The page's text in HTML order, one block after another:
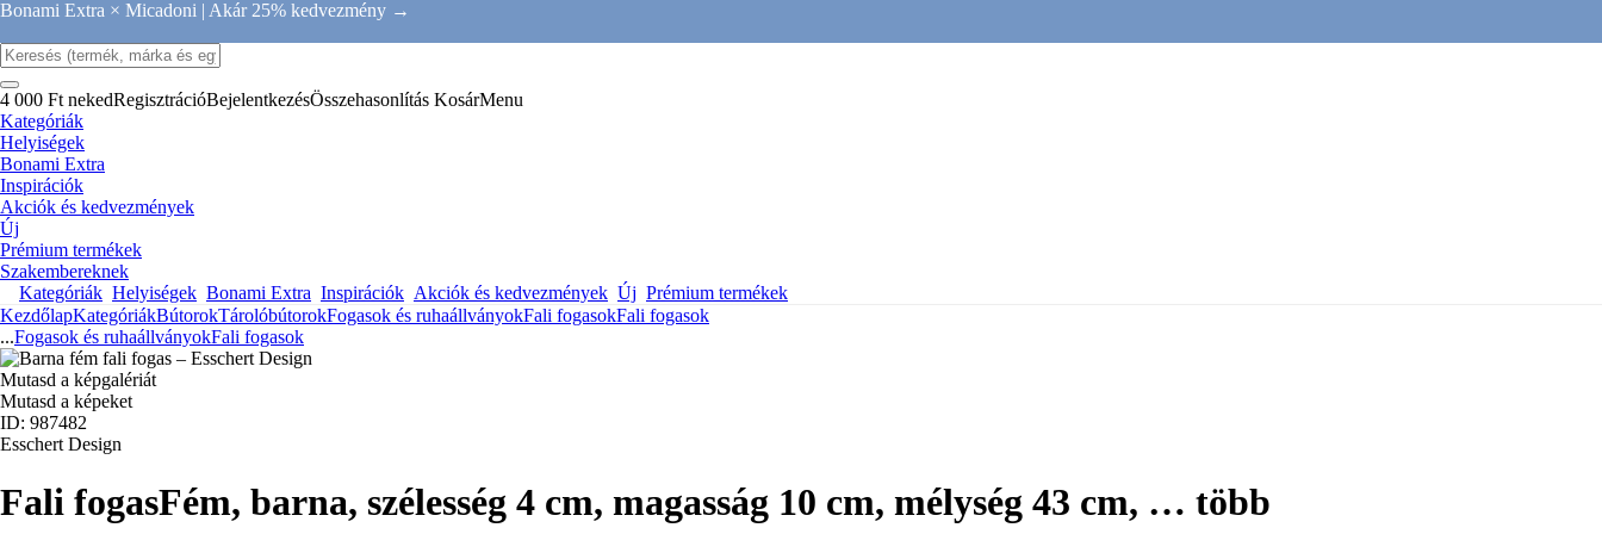
Bonami Extra × Micadoni | Akár 25% kedvezmény →
4 000 Ft nekedRegisztrációBejelentkezésÖsszehasonlítás KosárMenu
Kategóriák
Helyiségek
Bonami Extra
Inspirációk
Akciók és kedvezmények
Új
Prémium termékek
Szakembereknek
Kategóriák Helyiségek Bonami Extra Inspirációk Akciók és kedvezmények Új Prémium termékek
KezdőlapKategóriákBútorokTárolóbútorokFogasok és ruhaállványokFali fogasokFali fogasok
...Fogasok és ruhaállványokFali fogasok
Mutasd a képgalériát
Mutasd a képeket
ID: 987482
Esschert Design
Fali fogasFém, barna, szélesség 4 cm, magasság 10 cm, mélység 43 cm, … több